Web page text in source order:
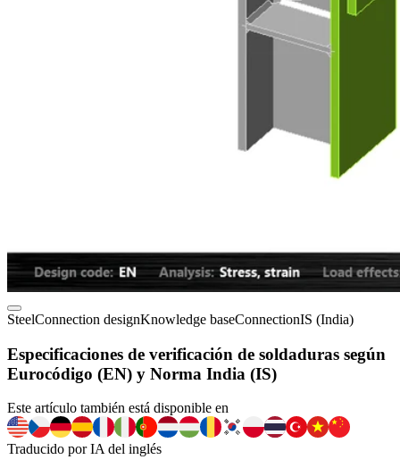
SteelConnection designKnowledge baseConnectionIS (India)
Especificaciones de verificación de soldaduras según
Eurocódigo (EN) y Norma India (IS)
Este artículo también está disponible en
Traducido por IA del inglés